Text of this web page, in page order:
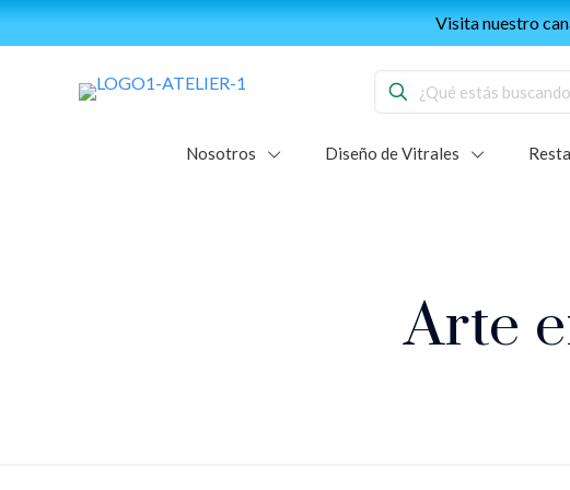
Visita nuestro
Nosotros Diseño de Vitrales
Arte